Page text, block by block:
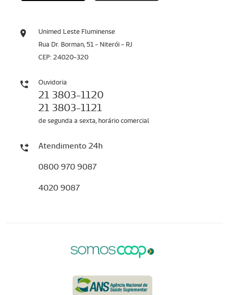
Unimed Leste Fluminense
Rua Dr. Borman, 51 - Niterói - RJ
CEP: 24020-320
Ouvidoria
21 3803-1120
21 3803-1121
de segunda a sexta, horário comercial
Atendimento 24h
0800 970 9087
4020 9087